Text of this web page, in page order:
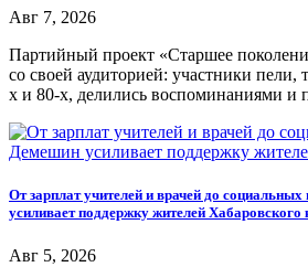
Авг 7, 2026
Партийный проект «Старшее
со своей аудиторией: участники пели,
х и 80-х, делились воспоминаниями
От зарплат учителей и врачей до
усиливает поддержку жителей Хабаровского
Авг 5, 2026